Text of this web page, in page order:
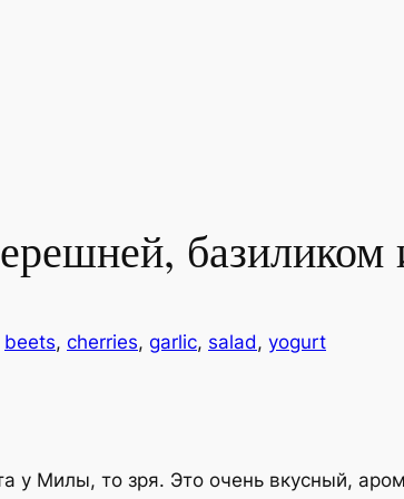
beets, cherries, garlic, salad, yogurt
у Милы, то зря. Это очень вкусный,